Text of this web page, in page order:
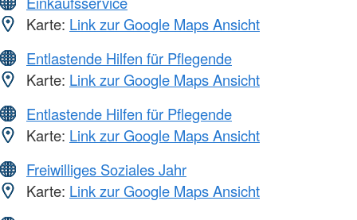
Karte: Link zur Google Maps Ansicht
Entlastende Hilfen für Pflegende
Karte: Link zur Google Maps Ansicht
Entlastende Hilfen für Pflegende
Karte: Link zur Google Maps Ansicht
Freiwilliges Soziales Jahr
Karte: Link zur Google Maps Ansicht